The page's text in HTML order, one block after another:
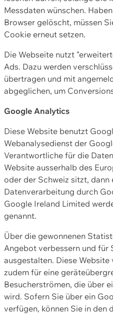
Messdaten wünschen.
Browser gelöscht, müssen
Cookie erneut setzen.
Die Webseite nutzt
Ads. Dazu werden
übertragen und mit
abgeglichen, um
Google Analytics
Diese Website benutzt
Webanalysedienst der
Verantwortliche für die
Website ausserhalb des
oder der Schweiz sitzt,
Datenverarbeitung durch
Google Ireland Limited
genannt.
Über die gewonnenen
Angebot verbessern und für
ausgestalten. Diese
zudem für eine
Besucherströmen, die über
wird. Sofern Sie über ein
verfügen, können Sie in den